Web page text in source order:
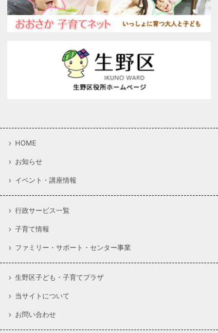
HOME
お知らせ
イベント・講座情報
行政サービス一覧
子育て情報
ファミリー・サポート・センター事業
生野区子ども・子育てプラザ
当サイトについて
お問い合わせ